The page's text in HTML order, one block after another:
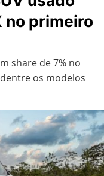
no primeiro
share de 7% no
os modelos